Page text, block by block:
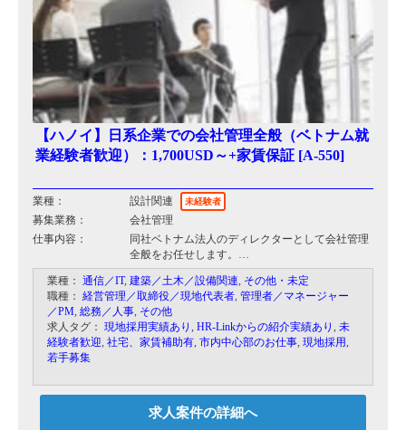
【ハノイ】日系企業での会社管理全般（ベトナム就
業経験者歓迎）：1,700USD～+家賃保証 [A-550]
業種： 設計関連 未経験者
募集業務：
会社管理
仕事内容：
同社ベトナム法人のディレクターとして会社管理
全般をお任せします。
現在10名以上のベトナム人が従事しております
が、スタッフの管理から日本本社とのやり取り、
日本側かrなお業務指示の落とし込みなど、多岐に
わたり対応して頂きます。
その他現地法人でやり取りをしている相武の業者
との対応も行っていただきます。
業種： 通信／IT, 建築／土木／設備関連, その他・未定
職種： 経営管理／取締役／現地代表者, 管理者／マネージャー
／PM, 総務／人事, その他
求人タグ： 現地採用実績あり , HR-Linkからの紹介実績あり , 未
経験者歓迎, 社宅、家賃補助有, 市内中心部のお仕事, 現地採用,
若手募集
求人案件の詳細へ